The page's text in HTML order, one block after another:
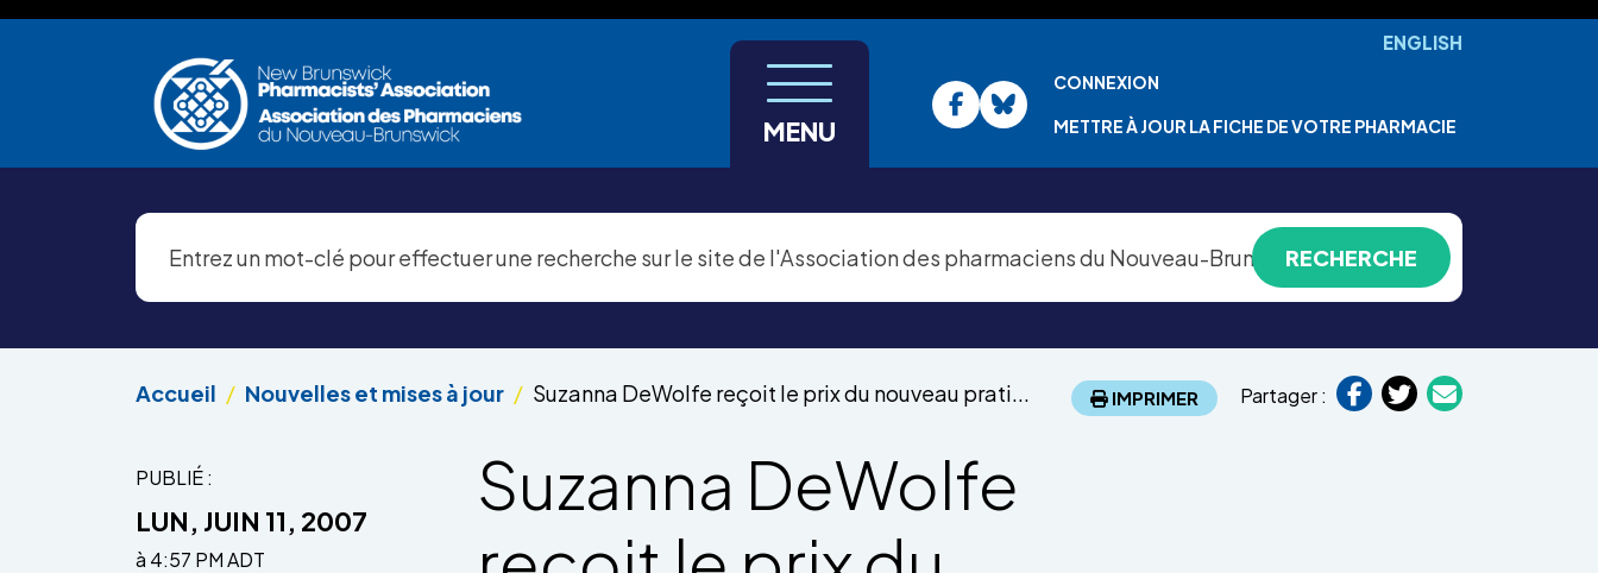
ENGLISH
MENU
CONNEXION
METTRE À JOUR LA FICHE DE VOTRE PHARMACIE
Accueil Nouvelles et mises à jour Suzanna DeWolfe reçoit le prix du nouveau prati... IMPRIMER Partager :
PUBLIÉ :
LUN, JUIN 11, 2007
à 4:57 PM ADT
Suzanna DeWolfe